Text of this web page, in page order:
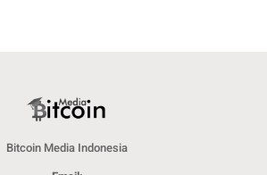
Bitcoin Media Indonesia